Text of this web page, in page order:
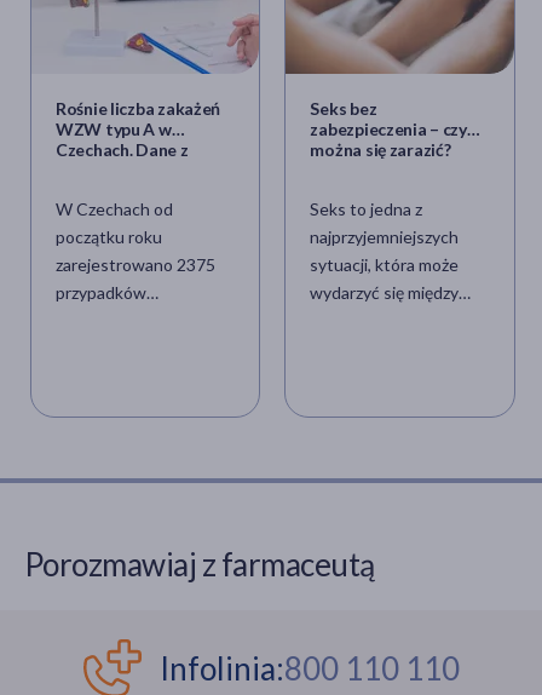
Rośnie liczba zakażeń
WZW typu A w
Czechach. Dane z
W Czechach od
początku roku
zarejestrowano 2375
przypadków
zgonów. W Polsce
października 2025 r.
ponad dwukrotnie
więcej niż rok wcześniej
Seks bez
zabezpieczenia – czym
można się zarazić?
Seks to jedna z
najprzyjemniejszych
sytuacji, która może
wydarzyć się między
tym rzeżączką, kiłą, a w
można zarazić się
zabezpieczenia?
Porozmawiaj z farmaceutą
Infolinia:800 110 110